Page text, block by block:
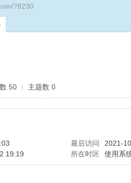
?8230
50 | 主题数 0
最后访问
2021-
19:19 所在时区 使用系